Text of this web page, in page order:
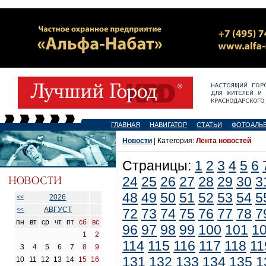
ГЛАВНАЯ НАВИГАТОР СТАТЬИ
<< 2026
<<
АВГУСТ
пн
вт ср чт пт сб
вс
1
2
3
4 5 6 7 8
9
10
11 12 13 14 15 16
Новости | Категория: Лента новостей
Страницы: 1 2 3 4 5 6
24 25 26 27 28 29 30
48 49 50 51 52 53 54
72 73 74 75 76 77 78
96 97 98 99 100 101
114 115 116 117 118
131 132 133 134 135